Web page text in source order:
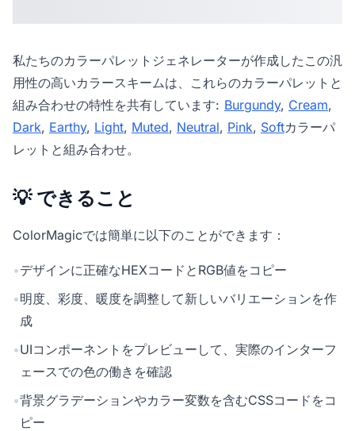
私たちのカラーパレットジェネレーターが作成したこの汎
用性の高いカラースキームは、これらのカラーパレットと
組み合わせの特性を共有しています: Burgundy, Cream,
Dark, Earthy, Light, Muted, Neutral, Pink, Softカラーパ
レットと組み合わせ。
💡 できること
ColorMagicでは簡単に以下のことができます：
•デザインに正確なHEXコードとRGB値をコピー
•明度、彩度、暖度を調整して新しいバリエーションを作
成
•UIコンポーネントをプレビューして、実際のインターフ
ェースでの色の働きを確認
•背景グラデーションやカラー変数を含むCSSコードをコ
ピー